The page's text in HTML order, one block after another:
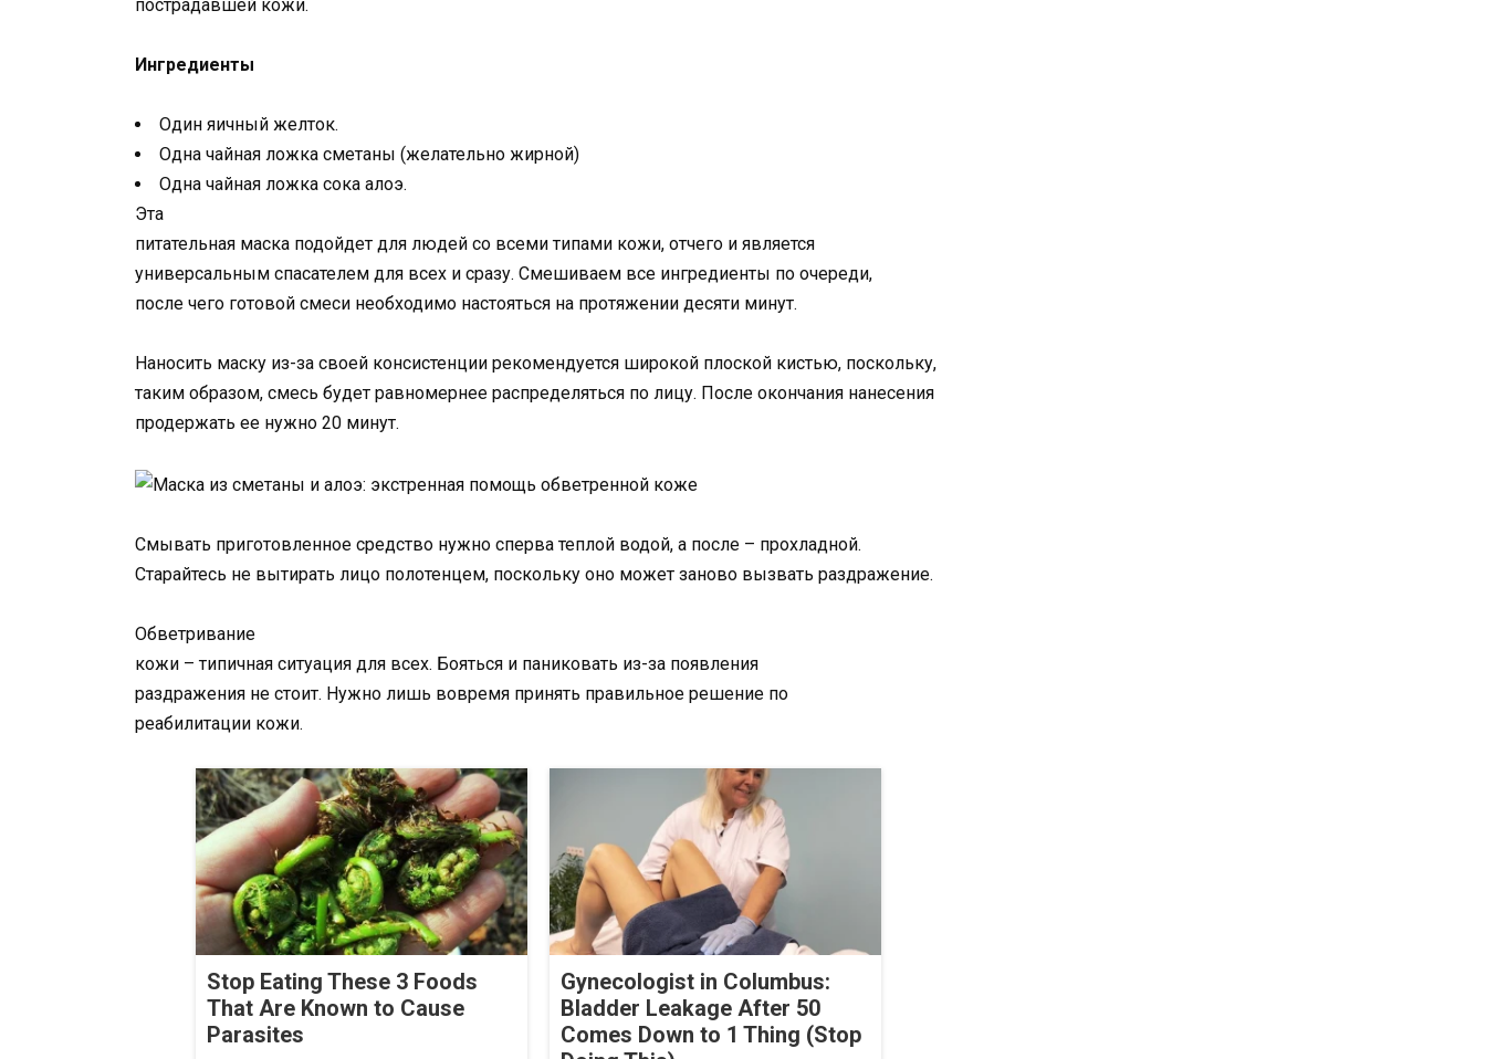
пострадавшей кожи.
Ингредиенты
Один яичный желток.
Одна чайная ложка сметаны (желательно жирной)
Одна чайная ложка сока алоэ.
Эта
питательная маска подойдет для людей со всеми типами кожи, отчего и является
универсальным спасателем для всех и сразу. Смешиваем все ингредиенты по очереди,
после чего готовой смеси необходимо настояться на протяжении десяти минут.
Наносить маску из-за своей консистенции рекомендуется широкой плоской кистью, поскольку,
таким образом, смесь будет равномернее распределяться по лицу. После окончания нанесения
продержать ее нужно 20 минут.
Смывать приготовленное средство нужно сперва теплой водой, а после – прохладной.
Старайтесь не вытирать лицо полотенцем, поскольку оно может заново вызвать раздражение.
Обветривание
кожи – типичная ситуация для всех. Бояться и паниковать из-за появления
раздражения не стоит. Нужно лишь вовремя принять правильное решение по
реабилитации кожи.
Stop Eating These 3 Foods
That Are Known to Cause
Parasites
Gynecologist in Columbus:
Bladder Leakage After 50
Comes Down to 1 Thing (Stop